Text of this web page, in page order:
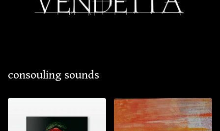
consouling sounds